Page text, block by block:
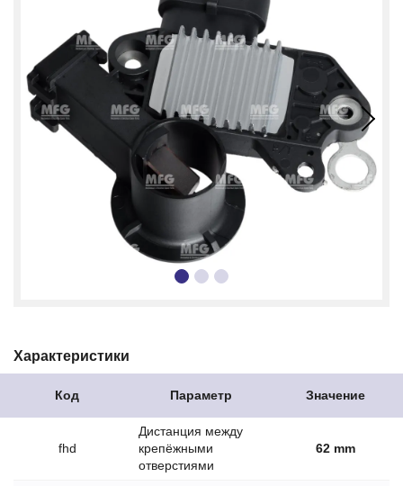
Характеристики
Код Параметр Значение
fhd
Дистанция между
крепёжными
отверстиями
62 mm